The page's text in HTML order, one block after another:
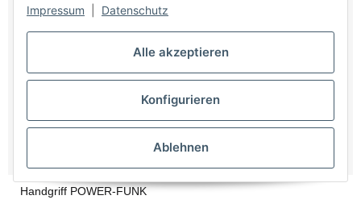
Handgriff POWER-FUNK
Alle akzeptieren
Konfigurieren
Ablehnen
Impressum Datenschutz